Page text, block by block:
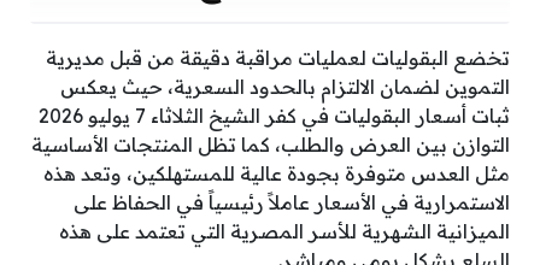
تخضع البقوليات لعمليات مراقبة دقيقة من قبل مديرية
التموين لضمان الالتزام بالحدود السعرية، حيث يعكس
ثبات أسعار البقوليات في كفر الشيخ الثلاثاء 7 يوليو 2026
التوازن بين العرض والطلب، كما تظل المنتجات الأساسية
مثل العدس متوفرة بجودة عالية للمستهلكين، وتعد هذه
الاستمرارية في الأسعار عاملاً رئيسياً في الحفاظ على
الميزانية الشهرية للأسر المصرية التي تعتمد على هذه